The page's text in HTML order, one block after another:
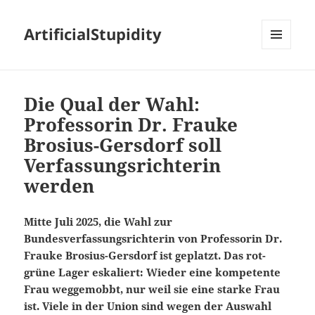
ArtificialStupidity
Die Qual der Wahl:
Professorin Dr. Frauke
Brosius-Gersdorf soll
Verfassungsrichterin
werden
Mitte Juli 2025, die Wahl zur
Bundesverfassungsrichterin von Professorin Dr.
Frauke Brosius-Gersdorf ist geplatzt. Das rot-
grüne Lager eskaliert: Wieder eine kompetente
Frau weggemobbt, nur weil sie eine starke Frau
ist. Viele in der Union sind wegen der Auswahl